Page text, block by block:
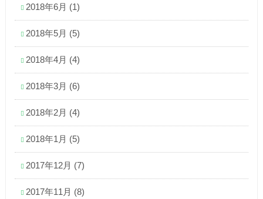
2018年6月 (1)
2018年5月 (5)
2018年4月 (4)
2018年3月 (6)
2018年2月 (4)
2018年1月 (5)
2017年12月 (7)
2017年11月 (8)